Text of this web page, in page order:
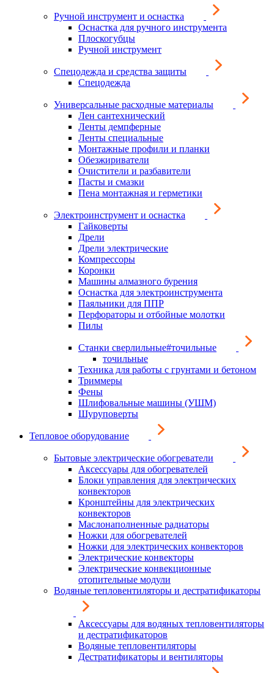
Ручной инструмент и оснастка
Оснастка для ручного инструмента
Плоскогубцы
Ручной инструмент
Спецодежда и средства защиты
Спецодежда
Универсальные расходные материалы
Лен сантехнический
Ленты демпферные
Ленты специальные
Монтажные профили и планки
Обезжириватели
Очистители и разбавители
Пасты и смазки
Пена монтажная и герметики
Электроинструмент и оснастка
Гайковерты
Дрели
Дрели электрические
Компрессоры
Коронки
Машины алмазного бурения
Оснастка для электроинструмента
Паяльники для ППР
Перфораторы и отбойные молотки
Пилы
Станки сверлильные#точильные
точильные
Техника для работы с грунтами и бетоном
Триммеры
Фены
Шлифовальные машины (УШМ)
Шуруповерты
Тепловое оборудование
Бытовые электрические обогреватели
Аксессуары для обогревателей
Блоки управления для электрических
конвекторов
Кронштейны для электрических
конвекторов
Маслонаполненные радиаторы
Ножки для обогревателей
Ножки для электрических конвекторов
Электрические конвекторы
Электрические конвекционные
отопительные модули
Водяные тепловентиляторы и дестратификаторы
Аксессуары для водяных тепловентиляторы
и дестратификаторов
Водяные тепловентиляторы
Дестратификаторы и вентиляторы